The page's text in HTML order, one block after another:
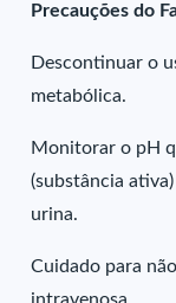
Precauções do
Descontinuar o
metabólica.
Monitorar o pH
(substância
urina.
Cuidado para